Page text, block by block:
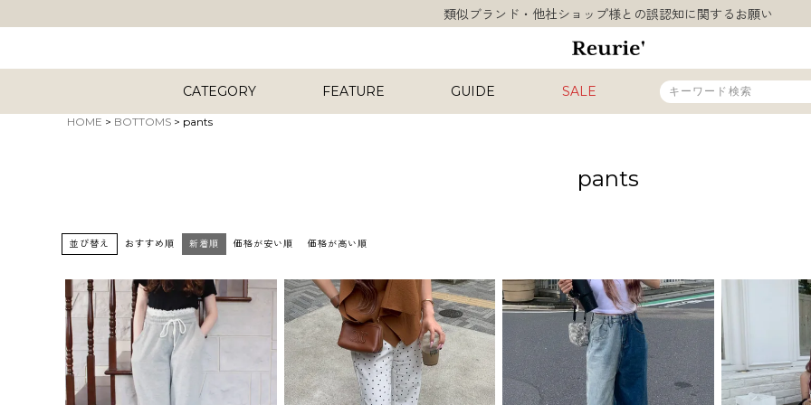
10,000円以上ご購入で送料無料
類似ブランド・他社ショップ様との誤認知に関するお願い
10,000円以上ご購入で送料無料
CATEGORY
FEATURE GUIDE SALE
商品タイプ
ORIGINAL HIT ITEM
カラー
HOME BOTTOMS pants
pants
並び替え おすすめ順 新着順 価格が安い順 価格が高い順